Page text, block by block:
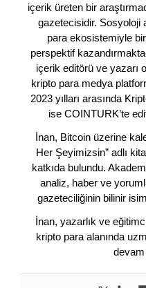
içerik üreten bir
gazetecisidir. Sosyoloji
para ekosistemiyle
perspektif
içerik editörü ve yazarı
kripto para medya
2023 yılları arasında
ise COINTURK’te
İnan, Bitcoin üzerine
Her Şeyimizsin” adlı
katkıda bulundu.
analiz, haber ve
gazeteciliğinin bilinir
İnan, yazarlık ve
kripto para alanında